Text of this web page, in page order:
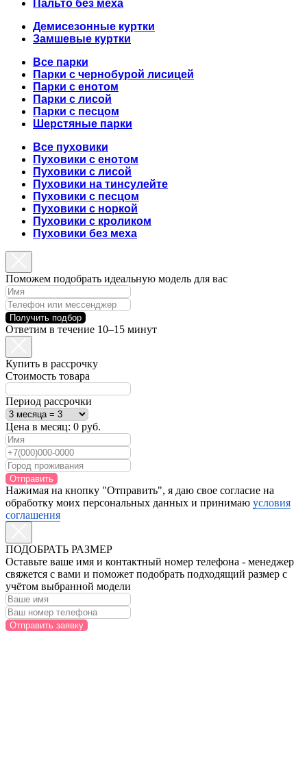
Пальто без меха
Демисезонные куртки
Замшевые куртки
Все парки
Парки с чернобурой лисицей
Парки с енотом
Парки с лисой
Парки с песцом
Шерстяные парки
Все пуховики
Пуховики с енотом
Пуховики с лисой
Пуховики на тинсулейте
Пуховики с песцом
Пуховики с норкой
Пуховики с кроликом
Пуховики без меха
Поможем подобрать идеальную модель для вас
Получить подбор
Ответим в течение 10–15 минут
Купить в рассрочку
Стоимость товара
Период рассрочки
Цена в месяц: 0 руб.
Отправить
Нажимая на кнопку "Отправить", я даю свое согласие на
обработку моих персональных данных и принимаю условия
соглашения
ПОДОБРАТЬ РАЗМЕР
Оставьте ваше имя и контактный номер телефона - менеджер
свяжется с вами и поможет подобрать подходящий размер с
учётом выбранной модели
Отправить заявку